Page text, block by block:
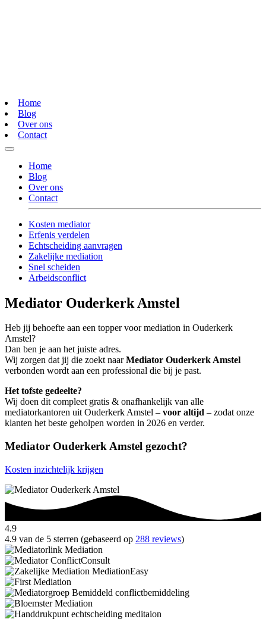
Home
Blog
Over ons
Contact
Home
Blog
Over ons
Contact
Kosten mediator
Erfenis verdelen
Echtscheiding aanvragen
Zakelijke mediation
Snel scheiden
Arbeidsconflict
Mediator Ouderkerk Amstel
Heb jij behoefte aan een topper voor mediation in Ouderkerk
Amstel?
Dan ben je aan het juiste adres.
Wij zorgen dat jij die zoekt naarMediator Ouderkerk Amstel
verbonden wordt aan een professional die bij je past.
Het tofste gedeelte?
Wij doen dit compleet gratis & onafhankelijk van alle
mediatorkantoren uit Ouderkerk Amstel – voor altijd – zodat onze
klanten het beste geholpen worden in 2026 en verder.
Mediator Ouderkerk Amstel gezocht?
Kosten inzichtelijk krijgen
4.9
4.9 van de 5 sterren (gebaseerd op 288 reviews)